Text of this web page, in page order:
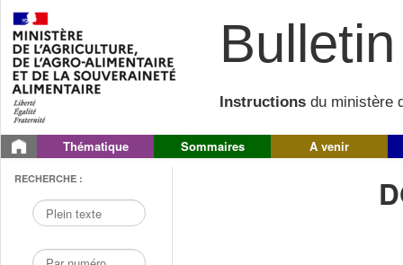
Instructions du ministère
Thématique Sommaires A venir
RECHERCHE :